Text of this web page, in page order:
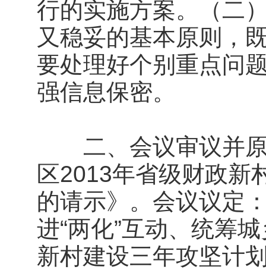
行的实施方案。（二
又稳妥的基本原则，
要处理好个别重点问
强信息保密。
二、会议审议并原
区2013年省级财政新
的请示》。会议议定
进“两化”互动、统筹
新村建设三年攻坚计